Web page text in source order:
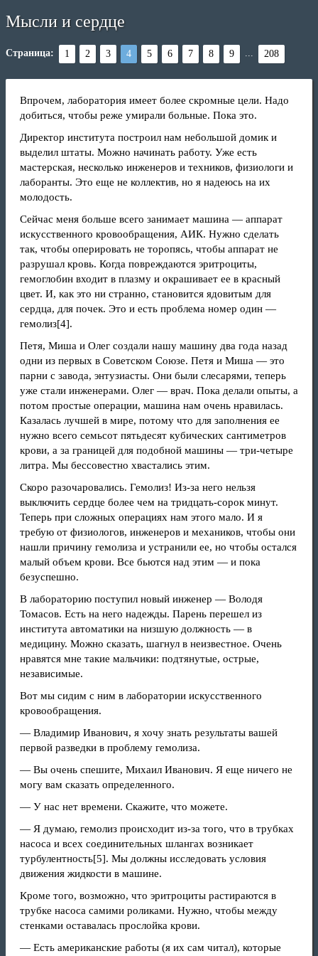
Мысли и сердце
Страница: 1 2 3 4 5 6 7 8 9 ... 208
Впрочем, лаборатория имеет более скромные цели. Надо
добиться, чтобы реже умирали больные. Пока это.
Директор института построил нам небольшой домик и
выделил штаты. Можно начинать работу. Уже есть
мастерская, несколько инженеров и техников, физиологи и
лаборанты. Это еще не коллектив, но я надеюсь на их
молодость.
Сейчас меня больше всего занимает машина — аппарат
искусственного кровообращения, АИК. Нужно сделать
так, чтобы оперировать не торопясь, чтобы аппарат не
разрушал кровь. Когда повреждаются эритроциты,
гемоглобин входит в плазму и окрашивает ее в красный
цвет. И, как это ни странно, становится ядовитым для
сердца, для почек. Это и есть проблема номер один —
гемолиз[4].
Петя, Миша и Олег создали нашу машину два года назад
одни из первых в Советском Союзе. Петя и Миша — это
парни с завода, энтузиасты. Они были слесарями, теперь
уже стали инженерами. Олег — врач. Пока делали опыты, а
потом простые операции, машина нам очень нравилась.
Казалась лучшей в мире, потому что для заполнения ее
нужно всего семьсот пятьдесят кубических сантиметров
крови, а за границей для подобной машины — три‑четыре
литра. Мы бессовестно хвастались этим.
Скоро разочаровались. Гемолиз! Из‑за него нельзя
выключить сердце более чем на тридцать‑сорок минут.
Теперь при сложных операциях нам этого мало. И я
требую от физиологов, инженеров и механиков, чтобы они
нашли причину гемолиза и устранили ее, но чтобы остался
малый объем крови. Все бьются над этим — и пока
безуспешно.
В лабораторию поступил новый инженер — Володя
Томасов. Есть на него надежды. Парень перешел из
института автоматики на низшую должность — в
медицину. Можно сказать, шагнул в неизвестное. Очень
нравятся мне такие мальчики: подтянутые, острые,
независимые.
Вот мы сидим с ним в лаборатории искусственного
кровообращения.
— Владимир Иванович, я хочу знать результаты вашей
первой разведки в проблему гемолиза.
— Вы очень спешите, Михаил Иванович. Я еще ничего не
могу вам сказать определенного.
— У нас нет времени. Скажите, что можете.
— Я думаю, гемолиз происходит из‑за того, что в трубках
насоса и всех соединительных шлангах возникает
турбулентность[5]. Мы должны исследовать условия
движения жидкости в машине.
Кроме того, возможно, что эритроциты растираются в
трубке насоса самими роликами. Нужно, чтобы между
стенками оставалась прослойка крови.
— Есть американские работы (я их сам читал), которые